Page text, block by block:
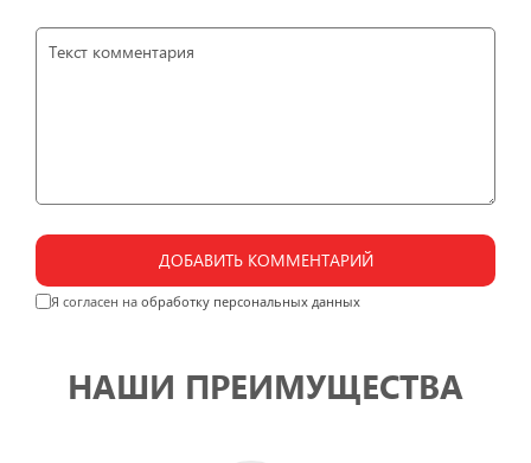
ДОБАВИТЬ КОММЕНТАРИЙ
Я согласен на обработку персональных данных
НАШИ ПРЕИМУЩЕСТВА